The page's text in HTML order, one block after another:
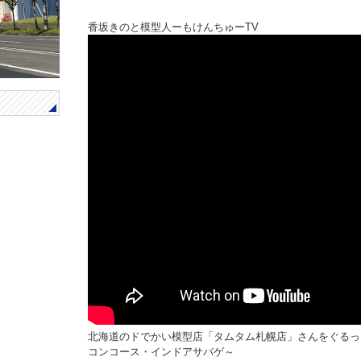
香坂きのと模型人ーもけんちゅーTV
北海道のドでかい模型店「タムタム札幌店」さんをぐる
コンコース・インドアサバゲ～